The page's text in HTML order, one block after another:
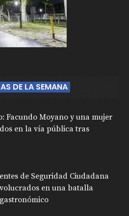
DE LA SEMANA
Facundo Moyano y una mujer
en la vía pública tras
de Seguridad Ciudadana
en una batalla